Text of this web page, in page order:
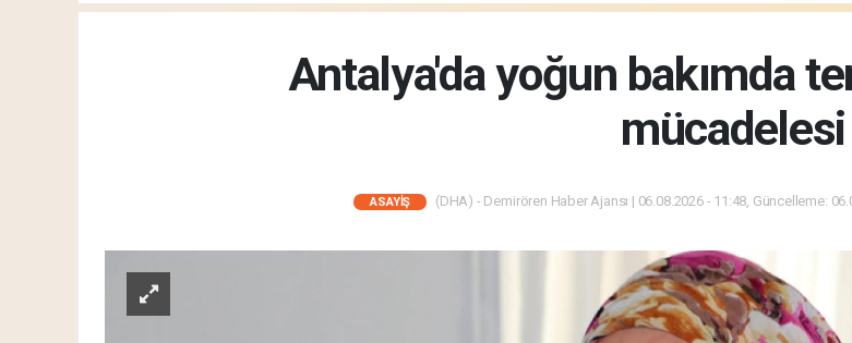
Antalya'da yoğun bakımda
mücadelesi
ASAYIŞ (DHA) - Demirören Haber Ajansı | 06.08.2026 - 11:48, Güncelleme: